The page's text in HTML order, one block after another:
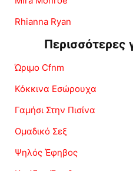
Rhianna Ryan
Περισσότερες
Ώριμο Cfnm
Κόκκινα Εσώρουχα
Γαμήσι Στην Πισίνα
Ομαδικό Σεξ
Ψηλός Έφηβος